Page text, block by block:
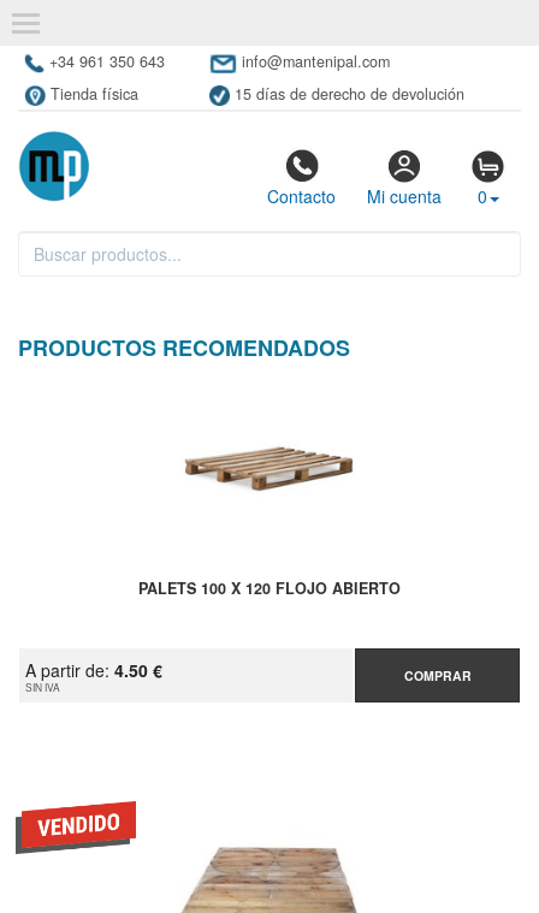
+34 961 350 643
info@mantenipal.com
Tienda física
15 días de derecho de devolución
Contacto Mi cuenta 0
PRODUCTOS RECOMENDADOS
PALETS 100 X 120 FLOJO ABIERTO
A partir de: 4.50 €
SIN IVA
COMPRAR